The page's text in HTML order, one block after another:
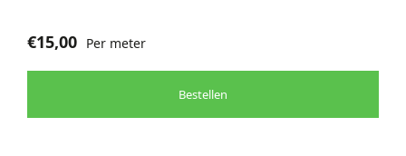
€15,00 Per meter
Bestellen